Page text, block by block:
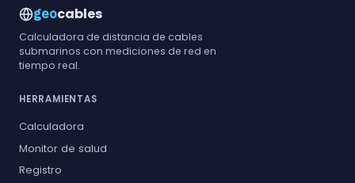
geocables
Calculadora de distancia de cables
submarinos con mediciones de red en
tiempo real.
HERRAMIENTAS
Calculadora
Monitor de salud
Registro